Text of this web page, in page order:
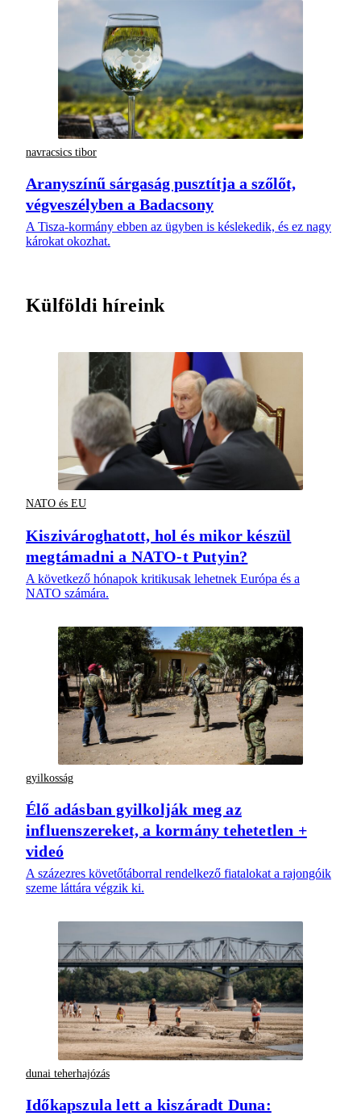
navracsics tibor
Aranyszínű sárgaság pusztítja a szőlőt,
végveszélyben a Badacsony
A Tisza-kormány ebben az ügyben is késlekedik, és ez nagy
károkat okozhat.
Külföldi híreink
NATO és EU
Kiszivároghatott, hol és mikor készül
megtámadni a NATO-t Putyin?
A következő hónapok kritikusak lehetnek Európa és a
NATO számára.
gyilkosság
Élő adásban gyilkolják meg az
influenszereket, a kormány tehetetlen +
videó
A százezres követőtáborral rendelkező fiatalokat a rajongóik
szeme láttára végzik ki.
dunai teherhajózás
Időkapszula lett a kiszáradt Duna: